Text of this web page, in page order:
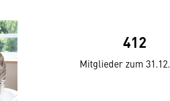
412
Mitglieder zum